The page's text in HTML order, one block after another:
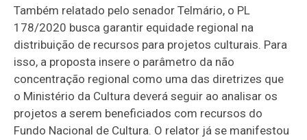
Também relatado pelo senador Telmário, o PL
178/2020 busca garantir equidade regional na
distribuição de recursos para projetos culturais. Para
isso, a proposta insere o parâmetro da não
concentração regional como uma das diretrizes que
o Ministério da Cultura deverá seguir ao analisar os
projetos a serem beneficiados com recursos do
Fundo Nacional de Cultura. O relator já se manifestou